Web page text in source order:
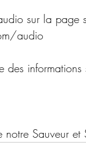
sur la page
audio
des
Sauveur et